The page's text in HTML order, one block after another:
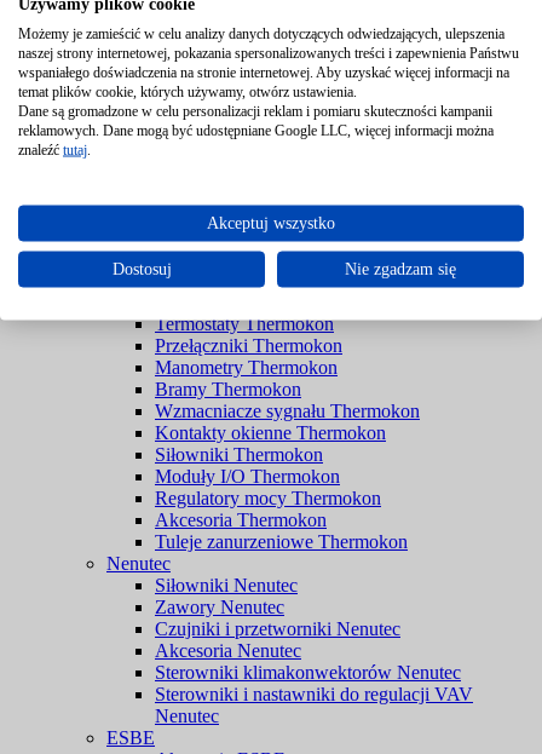
Czujniki pomieszczeniowe Thermokon
Czujniki ruchu Thermokon
Czujniki pendulum Thermokon
Czujniki sufitowe Thermokon
Czujniki zewnętrzne Thermokon
Czujniki powierzchniowe Thermokon
Czujniki kontaktowe Thermokon
Czujniki wycieku Thermokon
Higrostaty Thermokon
Termostaty Thermokon
Przełączniki Thermokon
Manometry Thermokon
Bramy Thermokon
Wzmacniacze sygnału Thermokon
Kontakty okienne Thermokon
Siłowniki Thermokon
Moduły I/O Thermokon
Regulatory mocy Thermokon
Akcesoria Thermokon
Tuleje zanurzeniowe Thermokon
Nenutec
Siłowniki Nenutec
Zawory Nenutec
Czujniki i przetworniki Nenutec
Akcesoria Nenutec
Sterowniki klimakonwektorów Nenutec
Sterowniki i nastawniki do regulacji VAV
Nenutec
ESBE
Używamy plików cookie
Możemy je zamieścić w celu analizy danych dotyczących odwiedzających, ulepszenia
naszej strony internetowej, pokazania spersonalizowanych treści i zapewnienia Państwu
wspaniałego doświadczenia na stronie internetowej. Aby uzyskać więcej informacji na
temat plików cookie, których używamy, otwórz ustawienia.
Dane są gromadzone w celu personalizacji reklam i pomiaru skuteczności kampanii
reklamowych. Dane mogą być udostępniane Google LLC, więcej informacji można
znaleźć tutaj
Akceptuj wszystko
Dostosuj Nie zgadzam się